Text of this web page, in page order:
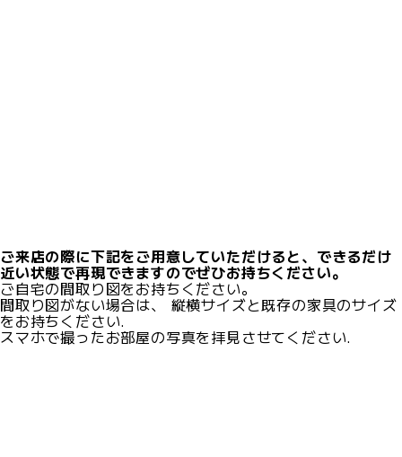
ご来店の際に下記をご用意していただけると、できるだけ
近い状態で再現できますのでぜひお持ちください。
ご自宅の間取り図をお持ちください。
間取り図がない場合は、 縦横サイズと既存の家具のサイズ
をお持ちください.
スマホで撮ったお部屋の写真を拝見させてください.